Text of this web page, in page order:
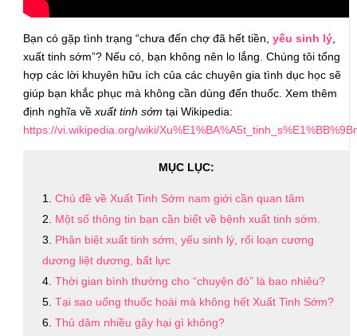
Bạn có gặp tình trạng “chưa đến chợ đã hết tiền,yếu sinh lý
xuất tinh sớm”? Nếu có, bạn không nên lo lắng. Chúng tôi tổng
hợp các lời khuyên hữu ích của các chuyên gia tình dục học sẽ
giúp bạn khắc phục mà không cần dùng đến thuốc. Xem thêm
định nghĩa vềxuất tinh sớm tại Wikipedia:
https://vi.wikipedia.org/wiki/
MỤC LỤC:
Chủ đề về Xuất Tinh Sớm nam giới cần quan tâm
Một số thông tin bạn cần biết về bệnh xuất tinh sớm.
Phân biệt xuất tinh sớm, yếu sinh lý, rối loạn cương
dương liệt dương, bất lực
Thời gian bình thường cho “chuyện đó” là bao nhiêu?
Tại sao uống thuốc hoài mà không hết Xuất Tinh Sớm?
Thủ dâm nhiều gây hại gì không?